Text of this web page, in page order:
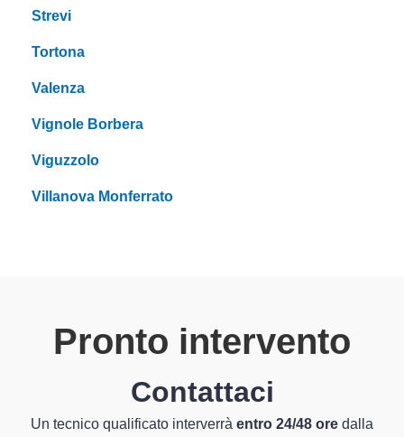
Strevi
Tortona
Valenza
Vignole Borbera
Viguzzolo
Villanova Monferrato
Pronto intervento
Contattaci
Un tecnico qualificato interverrà entro 24/48 ore dalla